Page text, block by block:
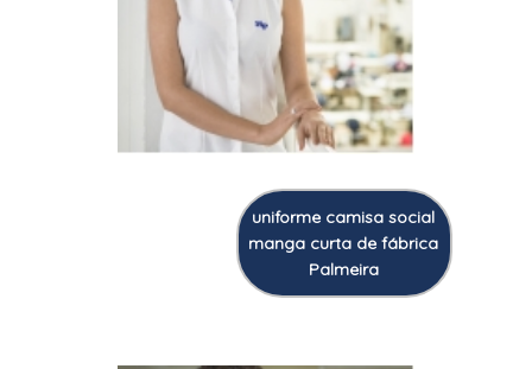
uniforme camisa social
manga curta de fábrica
Palmeira